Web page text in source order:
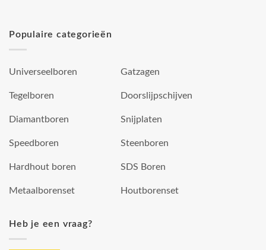
Populaire categorieën
Universeelboren
Tegelboren
Diamantboren
Speedboren
Hardhout boren
Metaalborenset
Gatzagen
Doorslijpschijven
Snijplaten
Steenboren
SDS Boren
Houtborenset
Heb je een vraag?